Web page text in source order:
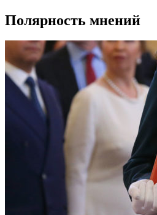
Полярность мнений